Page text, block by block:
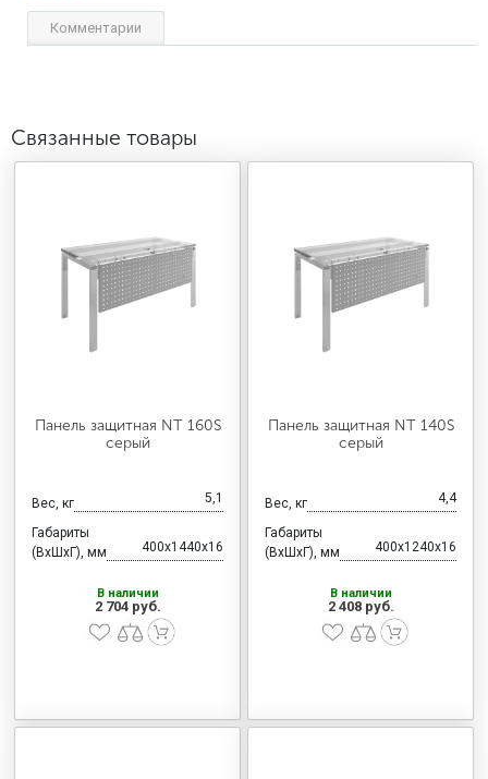
Комментарии
Связанные товары
Панель защитная NT 160S
серый
Вес, кг 5,1
Габариты
(ВхШхГ), мм
400x1440x16
В наличии
2 704 руб.
Панель защитная NT 140S
серый
Вес, кг 4,4
Габариты
(ВхШхГ), мм
400x1240x16
В наличии
2 408 руб.